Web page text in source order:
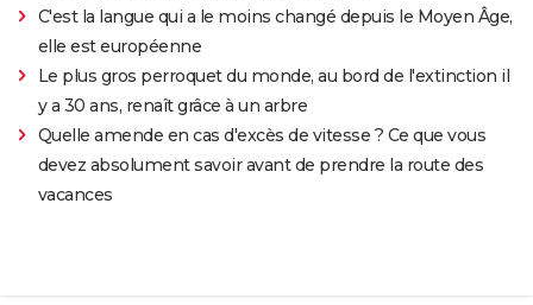
C'est la langue qui a le moins changé depuis le Moyen Âge,
elle est européenne
Le plus gros perroquet du monde, au bord de l'extinction il
y a 30 ans, renaît grâce à un arbre
Quelle amende en cas d'excès de vitesse ? Ce que vous
devez absolument savoir avant de prendre la route des
vacances